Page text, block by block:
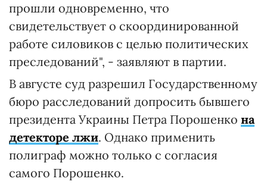
прошли одновременно, что
свидетельствует о скоординированной
работе силовиков с целью политических
преследований", - заявляют в партии.
В августе суд разрешил Государственному
бюро расследований допросить бывшего
президента Украины Петра Порошенко на
детекторе лжи. Однако применить
полиграф можно только с согласия
самого Порошенко.